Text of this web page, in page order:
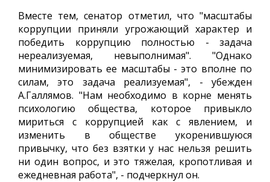
Вместе тем, сенатор отметил, что "масштабы
коррупции приняли угрожающий характер и
победить коррупцию полностью - задача
нереализуемая, невыполнимая". "Однако
минимизировать ее масштабы - это вполне по
силам, это задача реализуемая", - убежден
А.Галлямов. "Нам необходимо в корне менять
психологию общества, которое привыкло
мириться с коррупцией как с явлением, и
изменить в обществе укоренившуюся
привычку, что без взятки у нас нельзя решить
ни один вопрос, и это тяжелая, кропотливая и
ежедневная работа", - подчеркнул он.